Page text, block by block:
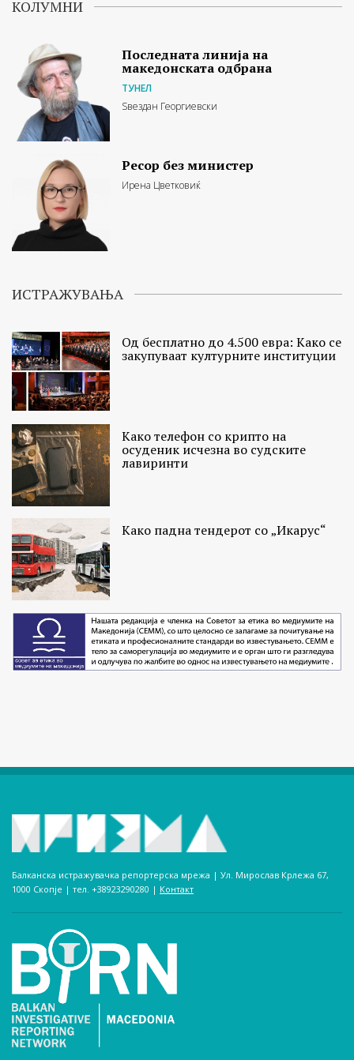
КОЛУМНИ
Последната линија на
македонската одбрана
ТУНЕЛ
Ѕвездан Георгиевски
Ресор без министер
Ирена Цветковиќ
ИСТРАЖУВАЊА
Од бесплатно до 4.500 евра: Како се
закупуваат културните институции
Како телефон со крипто на
осуденик исчезна во судските
лавиринти
Како падна тендерот со „Икарус“
Балканска истражувачка репортерска мрежа | Ул. Мирослав Крлежа 67,
1000 Скопје | тел. +38923290280­ | Контакт